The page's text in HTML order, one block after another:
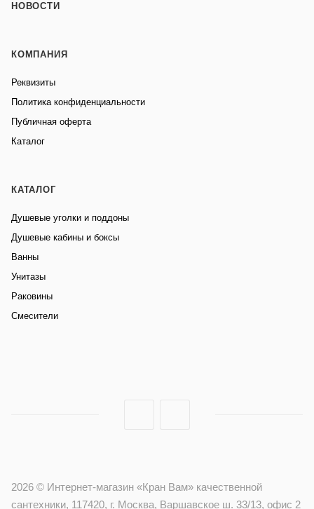
НОВОСТИ
КОМПАНИЯ
Реквизиты
Политика конфиденциальности
Публичная оферта
Каталог
КАТАЛОГ
Душевые уголки и поддоны
Душевые кабины и боксы
Ванны
Унитазы
Раковины
Смесители
2026 © Интернет-магазин «Кран Вам» качественной
сантехники, 117420, г. Москва, Варшавское ш. 33/13, офис 2